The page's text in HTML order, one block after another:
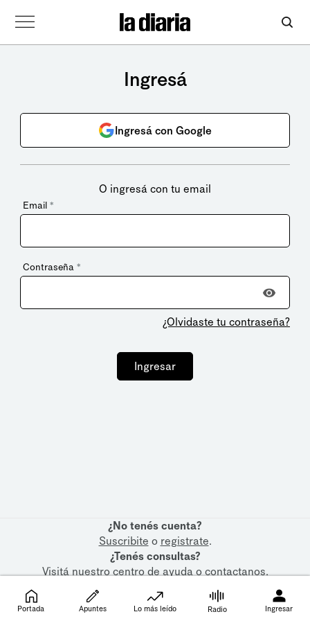
Ingresá
Ingresá con Google
O ingresá con tu email
Email *
Contraseña *
¿Olvidaste tu contraseña?
Ingresar
¿No tenés cuenta?
Suscribite o registrate.
¿Tenés consultas?
Visitá nuestrocentro de ayudaocontactanos.
Portada Apuntes Lo más leído Radio Ingresar